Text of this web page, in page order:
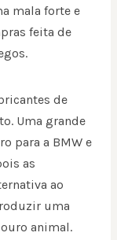
mala forte e
feita de
de
Uma grande
para a BMW e
as
ao
uma
animal.